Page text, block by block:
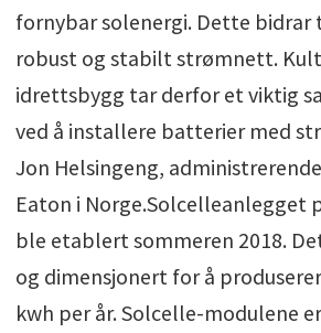
fornybar solenergi. Dette bidrar
robust og stabilt strømnett.
idrettsbygg tar derfor et viktig
ved å installere batterier med
Jon Helsingeng,
Eaton i Norge.Solcelleanlegget
ble etablert sommeren 2018.
og dimensjonert for å
kwh per år. Solcelle-modulene